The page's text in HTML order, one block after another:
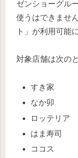
ゼンショーグル
使うはできませ
ト」が利用可能
対象店舗は次の
すき家
なか卯
ロッテリア
はま寿司
ココス